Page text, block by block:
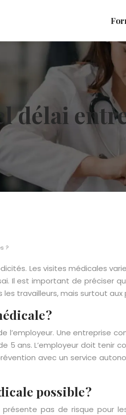
délai
?
Les visites médicales
Il est important de
travailleurs, mais surtout
?
l’employeur. Une entreprise
ans. L’employeur doit tenir
avec un service
possible ?
pas de risque pour